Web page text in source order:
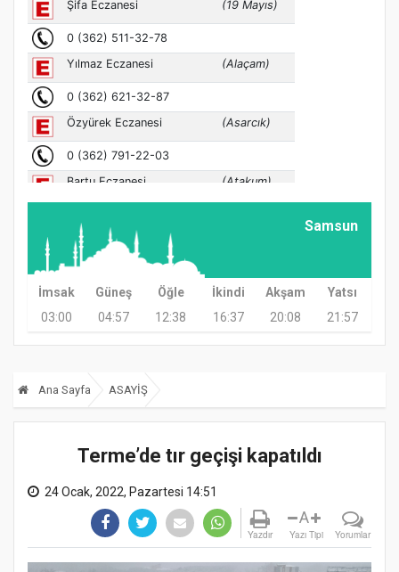
Samsun
İmsak Güneş Öğle İkindi Akşam
Yatsı
03:00
04:57 12:38 16:37 20:08 21:57
Ana Sayfa ASAYİŞ
Terme’de tır geçişi kapatıldı
24 Ocak, 2022, Pazartesi 14:51
Yazdır
A
Yazı Tipi Yorumlar